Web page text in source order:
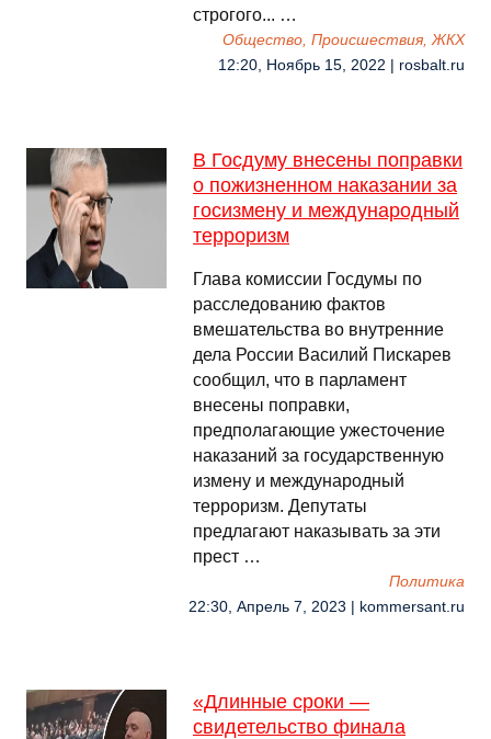
строгого... …
Общество, Происшествия, ЖКХ
12:20, Ноябрь 15, 2022 | rosbalt.ru
В Госдуму внесены поправки
о пожизненном наказании за
госизмену и международный
терроризм
Глава комиссии Госдумы по
расследованию фактов
вмешательства во внутренние
дела России Василий Пискарев
сообщил, что в парламент
внесены поправки,
предполагающие ужесточение
наказаний за государственную
измену и международный
терроризм. Депутаты
предлагают наказывать за эти
прест …
Политика
22:30, Апрель 7, 2023 | kommersant.ru
«Длинные сроки —
свидетельство финала